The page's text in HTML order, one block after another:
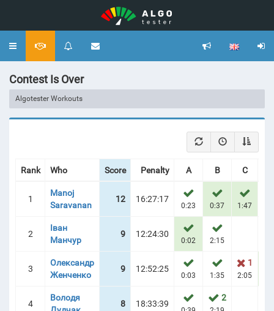
Toggle
Contest Is Over
Algotester Workouts
Rank Who Score Penalty A B С
1
Manoj
Saravanan
12 16:27:17
0:23 0:37 1:47
2
Іван
Манчур
9 12:24:30
0:02 2:15
3
Олександр
Женченко
9 12:52:25
0:03 1:35
1
2:05
4
Володя
8 18:33:39
2